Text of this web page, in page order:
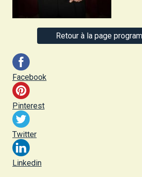
Retour à la page
Facebook
Pinterest
Twitter
Linkedin